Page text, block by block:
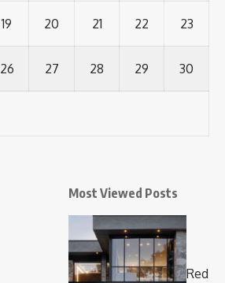
19 20 21 22 23
26 27 28 29 30
Most Viewed Posts
Red